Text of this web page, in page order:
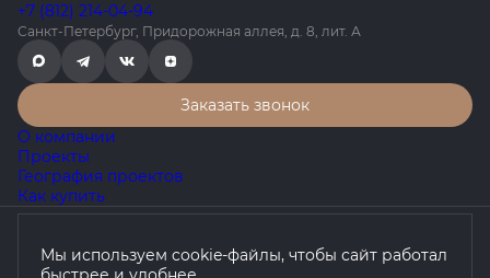
+7 (812) 214-04-94
Санкт-Петербург, Придорожная аллея, д. 8, лит. А
Заказать звонок
О компании
Проекты
География проектов
Как купить
Согласие на обработку персональных данных
Мы используем cookie-файлы, чтобы сайт работал